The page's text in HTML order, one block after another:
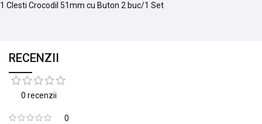
1 Clesti Crocodil 51mm cu Buton 2 buc/1 Set
RECENZII
0 recenzii
0